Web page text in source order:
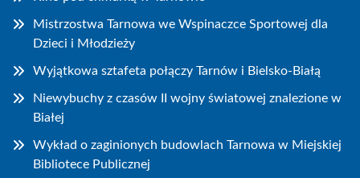
Mistrzostwa Tarnowa we Wspinaczce Sportowej dla
Dzieci i Młodzieży
Wyjątkowa sztafeta połączy Tarnów i Bielsko-Białą
Niewybuchy z czasów II wojny światowej znalezione w
Białej
Wykład o zaginionych budowlach Tarnowa w Miejskiej
Bibliotece Publicznej